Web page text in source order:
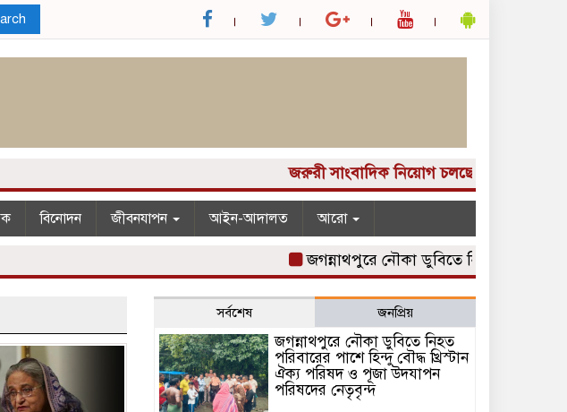
জরুরী সাংবাদিক নিয়োগ চলছে আপনার কাছে
বিনোদন জীবনযাপন আইন-আদালত আরো
জগন্নাথপুরে নৌকা ডুবিতে নিহত পরিবারের
সর্বশেষ জনপ্রিয়
জগন্নাথপুরে নৌকা ডুবিতে নিহত
পরিবারের পাশে হিন্দু বৌদ্ধ খ্রিস্টান
ঐক্য পরিষদ ও পূজা উদযাপন
পরিষদের নেতৃবৃন্দ